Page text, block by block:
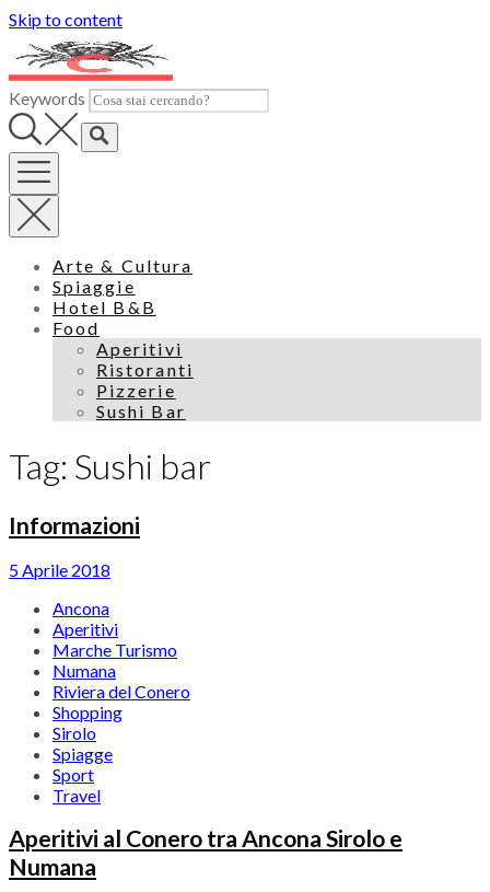
Skip to content
Keywords
Arte & Cultura
Spiaggie
Hotel B&B
Food
Aperitivi
Ristoranti
Pizzerie
Sushi Bar
Tag: Sushi bar
Informazioni
5 Aprile 2018
Ancona
Aperitivi
Marche Turismo
Numana
Riviera del Conero
Shopping
Sirolo
Spiagge
Sport
Travel
Aperitivi al Conero tra Ancona Sirolo e
Numana